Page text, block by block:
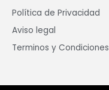
Política de Privacidad
Aviso legal
Terminos y Condiciones